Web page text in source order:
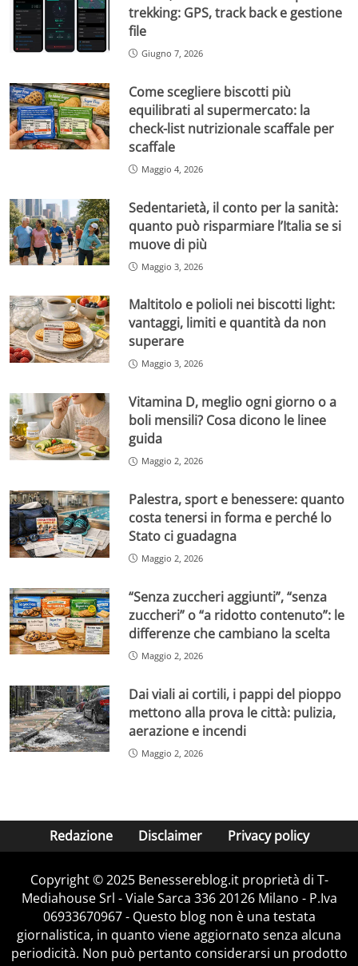
trekking: GPS, track back e gestione
file
Giugno 7, 2026
Come scegliere biscotti più
equilibrati al supermercato: la
check-list nutrizionale scaffale per
scaffale
Maggio 4, 2026
Sedentarietà, il conto per la sanità:
quanto può risparmiare l’Italia se si
muove di più
Maggio 3, 2026
Maltitolo e polioli nei biscotti light:
vantaggi, limiti e quantità da non
superare
Maggio 3, 2026
Vitamina D, meglio ogni giorno o a
boli mensili? Cosa dicono le linee
guida
Maggio 2, 2026
Palestra, sport e benessere: quanto
costa tenersi in forma e perché lo
Stato ci guadagna
Maggio 2, 2026
“Senza zuccheri aggiunti”, “senza
zuccheri” o “a ridotto contenuto”: le
differenze che cambiano la scelta
Maggio 2, 2026
Dai viali ai cortili, i pappi del pioppo
mettono alla prova le città: pulizia,
aerazione e incendi
Maggio 2, 2026
Redazione Disclaimer Privacy policy
Copyright © 2025 Benessereblog.it proprietà di T-
Mediahouse Srl - Viale Sarca 336 20126 Milano - P.Iva
06933670967 - Questo blog non è una testata
giornalistica, in quanto viene aggiornato senza alcuna
periodicità. Non può pertanto considerarsi un prodotto